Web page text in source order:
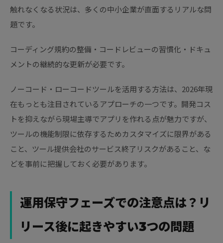
触れなくなる状況は、多くの中小企業が直面するリアルな問
題です。
コーディング規約の整備・コードレビューの習慣化・ドキュ
メントの継続的な更新が必要です。
ノーコード・ローコードツールを活用する方法は、2026年現
在もっとも注目されているアプローチの一つです。開発コス
トを抑えながら現場主導でアプリを作れる点が魅力ですが、
ツールの機能制限に依存するためカスタマイズに限界がある
こと、ツール提供会社のサービス終了リスクがあること、な
どを事前に把握しておく必要があります。
運用保守フェーズでの注意点は？リ
リース後に起きやすい3つの問題